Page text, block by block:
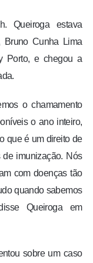
Queiroga estava
Bruno Cunha Lima
Porto, e chegou a
o chamamento
o ano inteiro,
que é um direito de
imunização. Nós
com doenças tão
quando sabemos
Queiroga em
sobre um caso